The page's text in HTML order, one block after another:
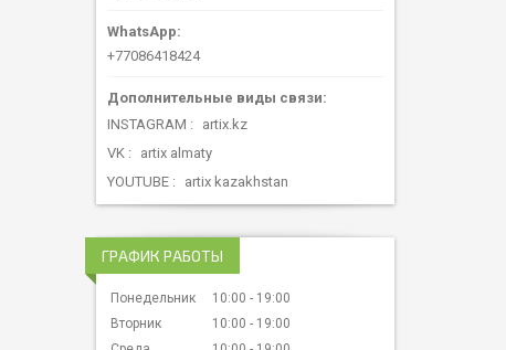
+77086418424
INSTAGRAM
artix.kz
VK
artix almaty
YOUTUBE
artix kazakhstan
ГРАФИК РАБОТЫ
Понедельник 10:00
19:00
Вторник
10:00
19:00